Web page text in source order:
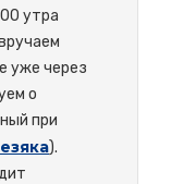
утра
уже через
о
при
).